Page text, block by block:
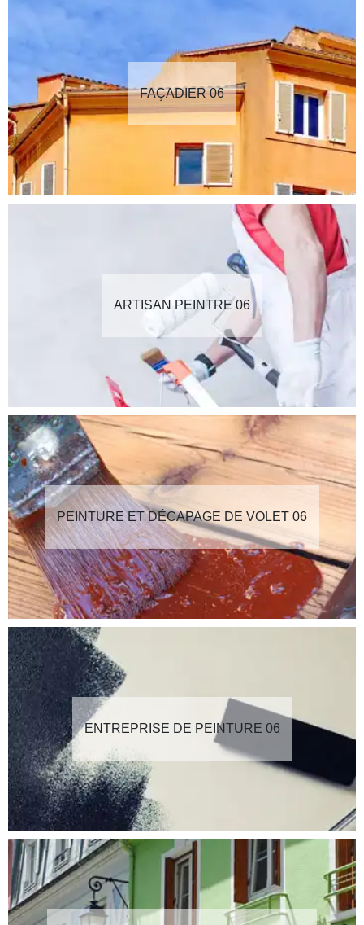
FAÇADIER 06
ARTISAN PEINTRE 06
PEINTURE ET DÉCAPAGE DE VOLET 06
ENTREPRISE DE PEINTURE 06